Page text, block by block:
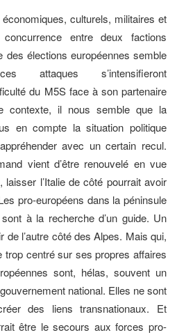
culturels, militaires et
entre deux factions
des élections européennes semble
attaques s’intensifieront
du M5S face à son partenaire
contexte, il nous semble que la
en compte la situation politique
avec un certain recul.
vient d’être renouvelé en vue
l’Italie de côté pourrait avoir
pro-européens dans la péninsule
à la recherche d’un guide. Un
de l’autre côté des Alpes. Mais qui,
centré sur ses propres affaires
sont, hélas, souvent un
national. Elles ne sont
des liens transnationaux. Et
être le secours aux forces pro-